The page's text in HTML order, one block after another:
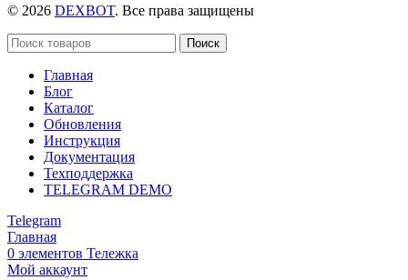
имеет
вариаций.
© 2026 DEXBOT. Все права защищены
Поиск
Главная
Блог
Каталог
Обновления
Инструкция
Документация
Техподдержка
TELEGRAM DEMO
Telegram
Главная
0 элементов Тележка
Мой аккаунт